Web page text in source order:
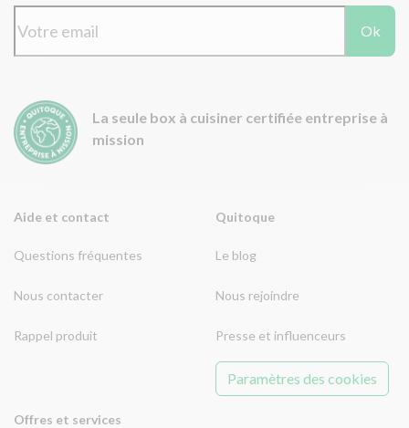
Aide et contact
Questions fréquentes
Nous contacter
Rappel produit
Offres et services
Quitoque
Le blog
Nous rejoindre
Presse et influenceurs
Paramètres des cookies
Ok
La seule box à cuisiner certifiée entreprise à
mission